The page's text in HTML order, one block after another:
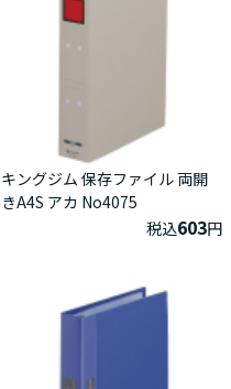
キングジム 保存ファイル 両開
きA4S アカ No4075
税込603円